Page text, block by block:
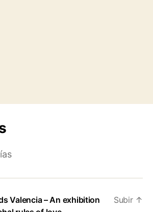
Valencia – An exhibition
Subir ↑